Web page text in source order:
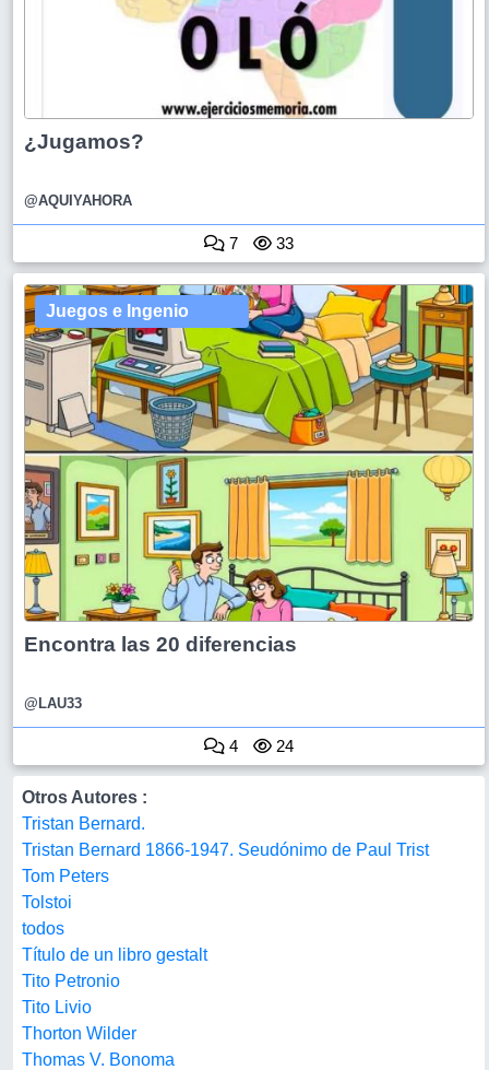
¿Jugamos?
@AQUIYAHORA
7 33
Juegos e Ingenio
Encontra las 20 diferencias
@LAU33
4 24
Otros Autores :
Tristan Bernard.
Tristan Bernard 1866-1947. Seudónimo de Paul Trist
Tom Peters
Tolstoi
todos
Título de un libro gestalt
Tito Petronio
Tito Livio
Thorton Wilder
Thomas V. Bonoma